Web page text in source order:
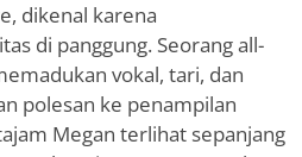
dikenal karena
di panggung. Seorang all-
vokal, tari, dan
polesan ke penampilan
Megan terlihat sepanjang